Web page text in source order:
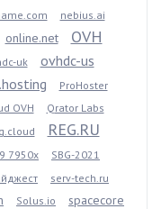
nebius.ai
online.net OVH
uk ovhdc-us
ProHoster
OVH Qrator Labs
REG.RU
7950x SBG-2021
serv-tech.ru
Solus.io spacecore